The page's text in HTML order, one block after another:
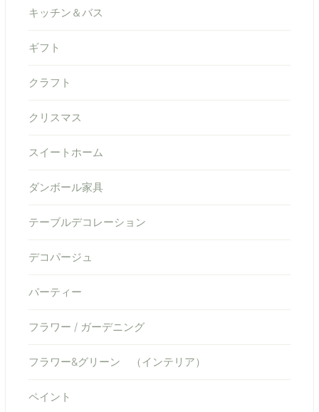
キッチン＆バス
ギフト
クラフト
クリスマス
スイートホーム
ダンボール家具
テーブルデコレーション
デコパージュ
パーティー
フラワー / ガーデニング
フラワー&グリーン （インテリア）
ペイント